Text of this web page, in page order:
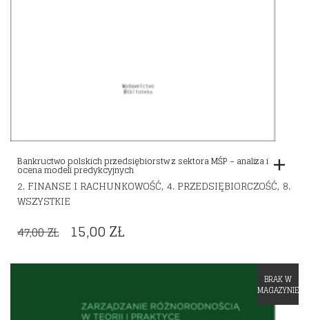
Bankructwo polskich przedsiębiorstw z sektora MŚP – analiza i
ocena modeli predykcyjnych
2. FINANSE I RACHUNKOWOŚĆ, 4. PRZEDSIĘBIORCZOŚĆ, 8.
WSZYSTKIE
47,00ZŁ ORIGINAL
WAS:
15,00ZŁCURRENT
IS:
BRAK W
MAGAZYNIE